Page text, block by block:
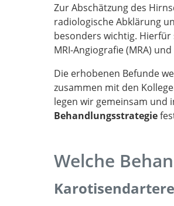
Zur Abschätzung des
radiologische Abklärung
besonders wichtig.
MRI-Angiografie (MRA)
Die erhobenen Befunde
zusammen mit den
legen wir gemeinsam und
Behandlungsstrategie
Welche